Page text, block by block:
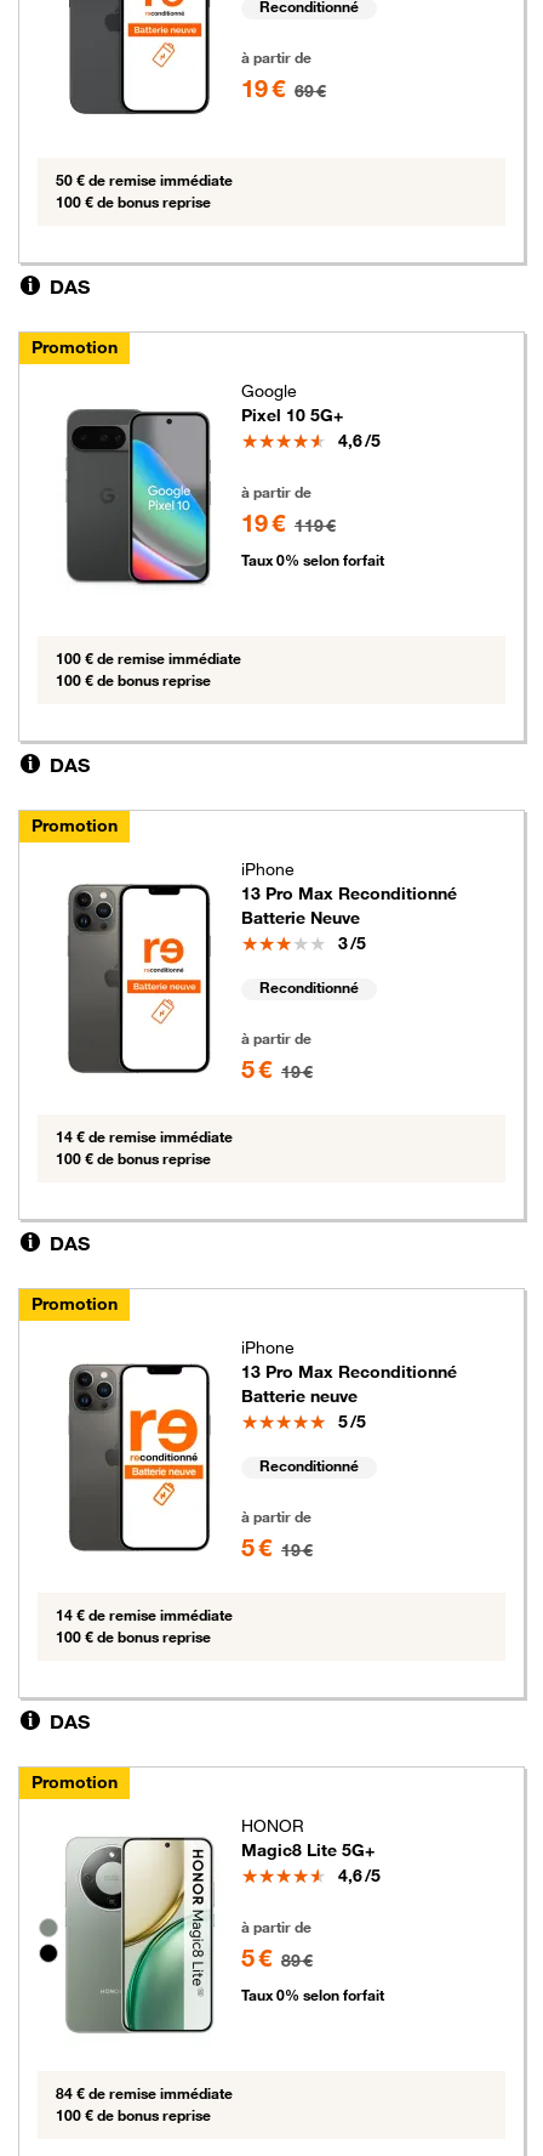
Reconditionné
à partir de
19 € 69 €
50 € de remise immédiate
100 € de bonus reprise
DAS
Promotion
Google
Pixel 10 5G+
Note
4,6/5
à partir de
19 € 119 €
Taux 0% selon forfait
100 € de remise immédiate
100 € de bonus reprise
DAS
Promotion
iPhone
13 Pro Max Reconditionné
Batterie Neuve
Note
3/5
Reconditionné
à partir de
5 € 19 €
14 € de remise immédiate
100 € de bonus reprise
DAS
Promotion
iPhone
13 Pro Max Reconditionné
Batterie neuve
Note
5/5
Reconditionné
à partir de
5 € 19 €
14 € de remise immédiate
100 € de bonus reprise
DAS
Promotion
Groupe de couleurs disponibles non sélectionnables
HONOR
Magic8 Lite 5G+
Note
4,6/5
à partir de
5 € 89 €
Taux 0% selon forfait
84 € de remise immédiate
100 € de bonus reprise